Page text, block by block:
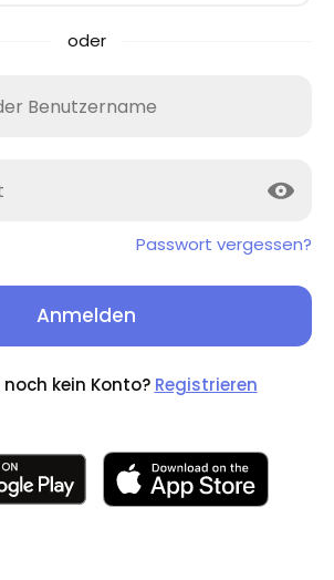
oder
Passwort vergessen?
Anmelden
noch kein Konto? Registrieren